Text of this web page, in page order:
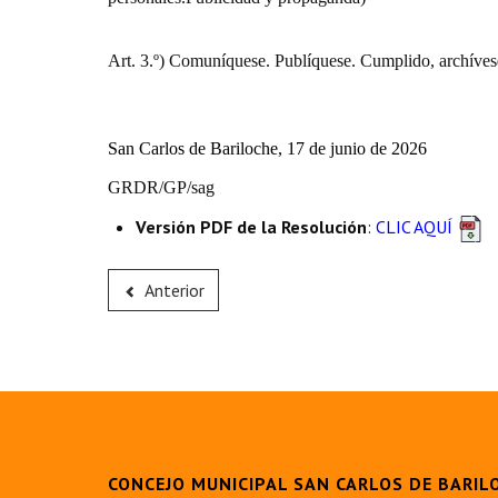
Art. 3.º) Comuníquese. Publíquese. Cumplido,
San Carlos de Bariloche, 17 de junio de 2026
GRDR/GP/sag
Versión PDF de la Resolución: CLIC AQUÍ
Anterior
CONCEJO MUNICIPAL SAN CARLOS DE